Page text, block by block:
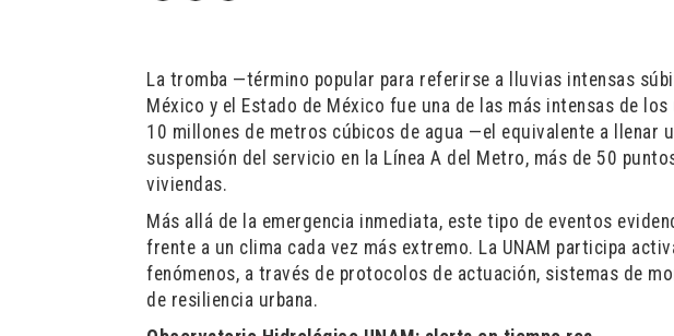
La tromba —término popular para referirse a lluvias intensas
México y el Estado de México fue una de las más intensas de
10 millones de metros cúbicos de agua —el equivalente a llenar
suspensión del servicio en la Línea A del Metro, más de 50
viviendas.
Más allá de la emergencia inmediata, este tipo de eventos
frente a un clima cada vez más extremo. La UNAM participa
fenómenos, a través de protocolos de actuación, sistemas de
de resiliencia urbana.